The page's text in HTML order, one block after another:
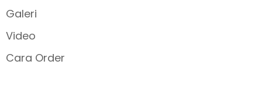
Galeri
Video
Cara Order